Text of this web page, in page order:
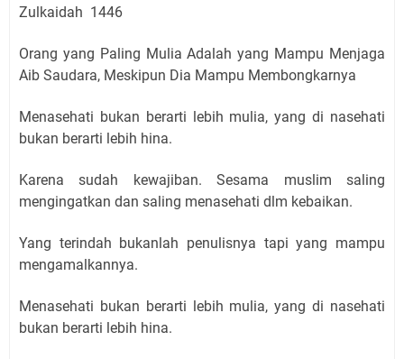
Zulkaidah 1446
Orang yang Paling Mulia Adalah yang Mampu Menjaga
Aib Saudara, Meskipun Dia Mampu Membongkarnya
Menasehati bukan berarti lebih mulia, yang di nasehati
bukan berarti lebih hina.
Karena sudah kewajiban. Sesama muslim saling
mengingatkan dan saling menasehati dlm kebaikan.
Yang terindah bukanlah penulisnya tapi yang mampu
mengamalkannya.
Menasehati bukan berarti lebih mulia, yang di nasehati
bukan berarti lebih hina.